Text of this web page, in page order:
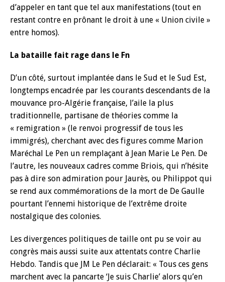
d’appeler en tant que tel aux manifestations (tout en
restant contre en prônant le droit à une « Union civile »
entre homos).
La bataille fait rage dans le Fn
D’un côté, surtout implantée dans le Sud et le Sud Est,
longtemps encadrée par les courants descendants de la
mouvance pro-Algérie française, l’aile la plus
traditionnelle, partisane de théories comme la
« remigration » (le renvoi progressif de tous les
immigrés), cherchant avec des figures comme Marion
Maréchal Le Pen un remplaçant à Jean Marie Le Pen. De
l’autre, les nouveaux cadres comme Briois, qui n’hésite
pas à dire son admiration pour Jaurès, ou Philippot qui
se rend aux commémorations de la mort de De Gaulle
pourtant l’ennemi historique de l’extrême droite
nostalgique des colonies.
Les divergences politiques de taille ont pu se voir au
congrès mais aussi suite aux attentats contre Charlie
Hebdo. Tandis que JM Le Pen déclarait: « Tous ces gens
marchent avec la pancarte ‘Je suis Charlie’ alors qu’en